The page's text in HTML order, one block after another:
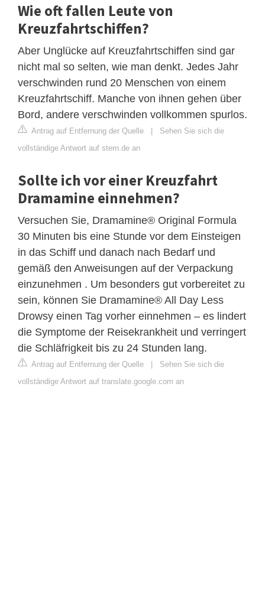
Wie oft fallen Leute von
Kreuzfahrtschiffen?
Aber Unglücke auf Kreuzfahrtschiffen sind gar
nicht mal so selten, wie man denkt. Jedes Jahr
verschwinden rund 20 Menschen von einem
Kreuzfahrtschiff. Manche von ihnen gehen über
Bord, andere verschwinden vollkommen spurlos.
Antrag auf Entfernung der Quelle | Sehen Sie sich die
vollständige Antwort auf stern.de an
Sollte ich vor einer Kreuzfahrt
Dramamine einnehmen?
Versuchen Sie, Dramamine® Original Formula
30 Minuten bis eine Stunde vor dem Einsteigen
in das Schiff und danach nach Bedarf und
gemäß den Anweisungen auf der Verpackung
einzunehmen . Um besonders gut vorbereitet zu
sein, können Sie Dramamine® All Day Less
Drowsy einen Tag vorher einnehmen – es lindert
die Symptome der Reisekrankheit und verringert
die Schläfrigkeit bis zu 24 Stunden lang.
Antrag auf Entfernung der Quelle | Sehen Sie sich die
vollständige Antwort auf translate.google.com an